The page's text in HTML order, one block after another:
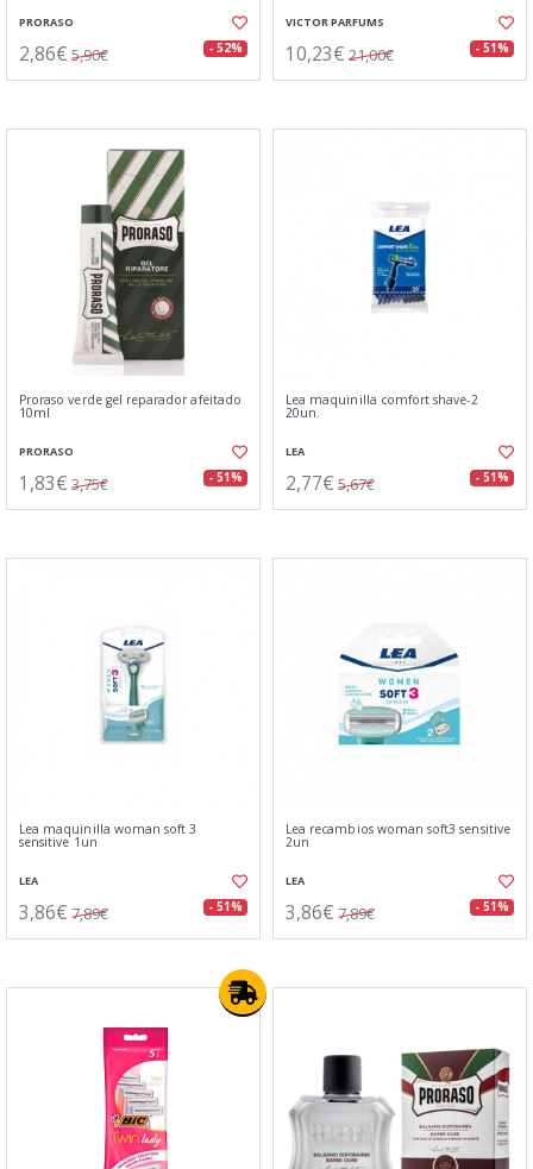
PRORASO
2,86€ 5,90€ - 52%
VICTOR PARFUMS
10,23€ 21,00€ - 51%
Proraso verde gel reparador afeitado
10ml
PRORASO
1,83€ 3,75€ - 51%
Lea maquinilla comfort shave-2
20un.
LEA
2,77€ 5,67€ - 51%
Lea maquinilla woman soft 3
sensitive 1un
LEA
3,86€ 7,89€ - 51%
Lea recambios woman soft3 sensitive
2un
LEA
3,86€ 7,89€ - 51%